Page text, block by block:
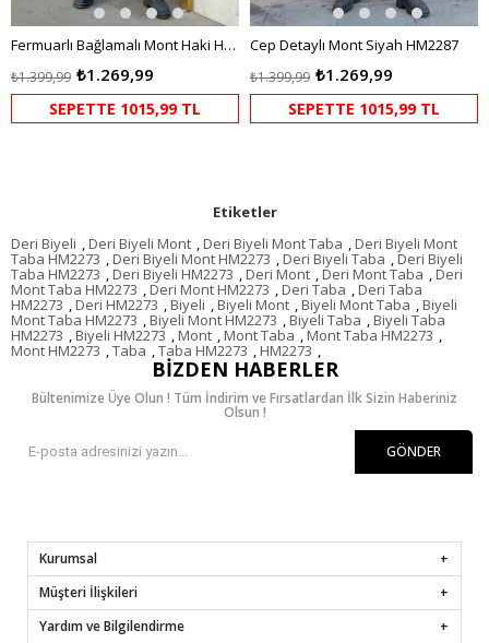
Fermuarlı Bağlamalı Mont Haki HM2284
₺1.269,99
₺1.399,99
SEPETTE 1015,99 TL
Cep Detaylı Mont Siyah HM2287
₺1.269,99
₺1.399,99
SEPETTE 1015,99 TL
Etiketler
Deri Biyeli
Deri Biyeli Mont Deri Biyeli Mont Taba Deri Biyeli Mont
Taba HM2273 Deri Biyeli Mont HM2273 Deri Biyeli Taba Deri Biyeli
Taba HM2273 Deri Biyeli HM2273 Deri Mont Deri Mont Taba Deri
Mont Taba HM2273 Deri Mont HM2273 Deri Taba Deri Taba
HM2273 Deri HM2273 Biyeli Biyeli Mont Biyeli Mont Taba Biyeli
Mont Taba HM2273 Biyeli Mont HM2273 Biyeli Taba Biyeli Taba
HM2273 Biyeli HM2273 Mont Mont Taba ,Mont Taba HM2273
Mont HM2273 Taba Taba HM2273 HM2273
BIZDEN HABERLER
Bültenimize Üye Olun ! Tüm İndirim ve Fırsatlardan İlk Sizin Haberiniz
Olsun !
GÖNDER
Kurumsal
Müşteri İlişkileri
Yardım ve Bilgilendirme